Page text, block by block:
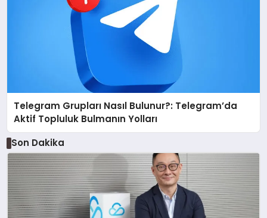
Telegram Grupları Nasıl Bulunur?: Telegram’da
Aktif Topluluk Bulmanın Yolları
Son Dakika